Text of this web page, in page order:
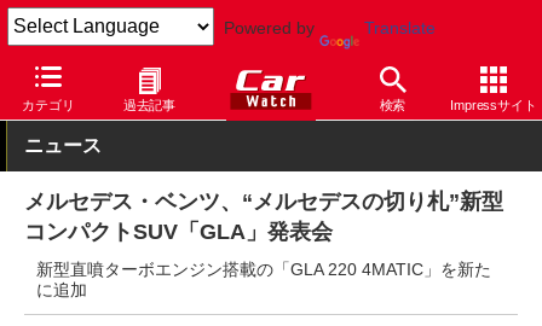
Powered by Translate
カテゴリ 過去記事 検索 Impressサイト
Car Watch 自動車 メルセデス・ベンツ GLA
ニュース
メルセデス・ベンツ、“メルセデスの切り札”新型
コンパクトSUV「GLA」発表会
新型直噴ターボエンジン搭載の「GLA 220 4MATIC」を新た
に追加